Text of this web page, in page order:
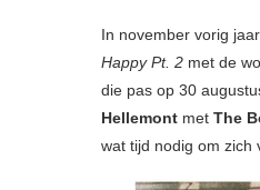
In november vorig
Happy Pt. 2 met de
die pas op 30
Hellemont met The
wat tijd nodig om zich